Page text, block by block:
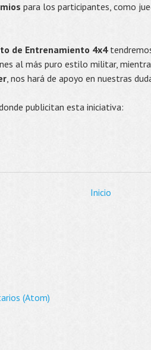
para los participantes, como
de Entrenamiento 4x4
al más puro estilo militar,
, nos hará de apoyo en nuestras
publicitan esta iniciativa:
Inicio
(Atom)